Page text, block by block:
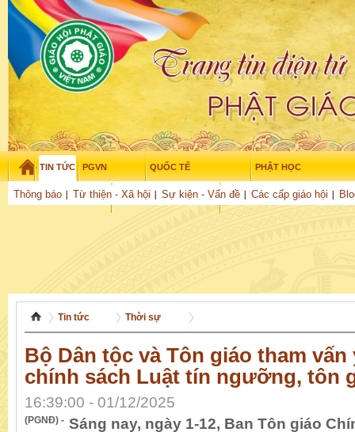
TIN TỨC
Thông báo Từ thiện - Xã hội Sự kiện - Vấn đề Các cấp giáo hội
PGVN QUỐC TẾ PHẬT HỌC
THỜI ĐẠI TUỔI TRẺ NGHIÊN CỨU
Thứ sáu - 7/08/2026 – 17: 49:47
Tin tức Thời sự
Bộ Dân tộc và Tôn giáo tham
chính sách Luật tín ngưỡng, tôn
16:39:00 - 01/12/2025
(PGNĐ) - Sáng nay, ngày 1-12, Ban Tôn giáo